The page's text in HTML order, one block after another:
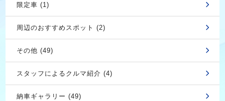
限定車 (1)
周辺のおすすめスポット (2)
その他 (49)
スタッフによるクルマ紹介 (4)
納車ギャラリー (49)